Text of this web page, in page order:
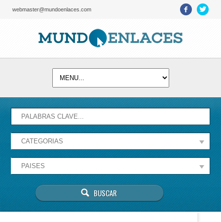
webmaster@mundoenlaces.com